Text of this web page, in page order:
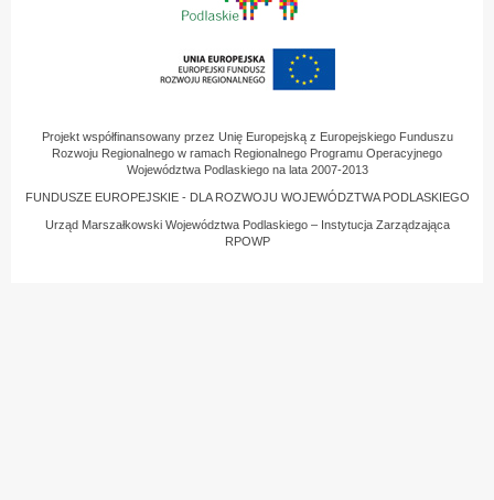
Projekt współfinansowany przez Unię Europejską z Europejskiego Funduszu
Rozwoju Regionalnego w ramach Regionalnego Programu Operacyjnego
Województwa Podlaskiego na lata 2007-2013
FUNDUSZE EUROPEJSKIE - DLA ROZWOJU WOJEWÓDZTWA PODLASKIEGO
Urząd Marszałkowski Województwa Podlaskiego – Instytucja Zarządzająca
RPOWP